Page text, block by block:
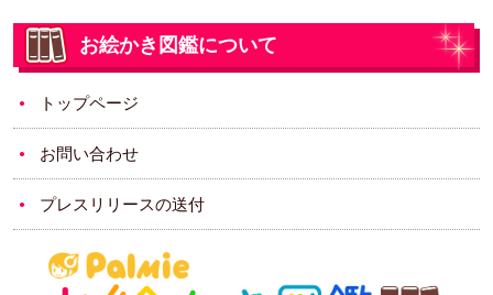
お絵かき図鑑について
トップページ
お問い合わせ
プレスリリースの送付